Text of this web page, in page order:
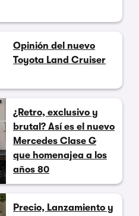
Opinión del nuevo
Toyota Land Cruiser
¿Retro, exclusivo y
brutal? Así es el nuevo
Mercedes Clase G
que homenajea a los
años 80
Precio, Lanzamiento y